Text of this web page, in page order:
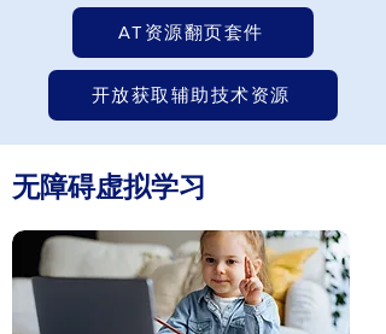
AT资源翻页套件
开放获取辅助技术资源
无障碍虚拟学习